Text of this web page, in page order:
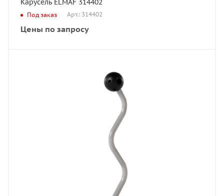
Карусель ELMAF 314402
Под заказ Арт.: 314402
Цены по запросу